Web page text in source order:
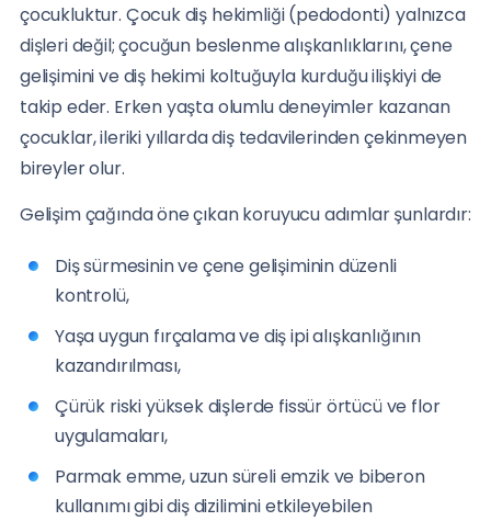
çocukluktur. Çocuk diş hekimliği (pedodonti) yalnızca
dişleri değil; çocuğun beslenme alışkanlıklarını, çene
gelişimini ve diş hekimi koltuğuyla kurduğu ilişkiyi de
takip eder. Erken yaşta olumlu deneyimler kazanan
çocuklar, ileriki yıllarda diş tedavilerinden çekinmeyen
bireyler olur.
Gelişim çağında öne çıkan koruyucu adımlar şunlardır:
Diş sürmesinin ve çene gelişiminin düzenli
kontrolü,
Yaşa uygun fırçalama ve diş ipi alışkanlığının
kazandırılması,
Çürük riski yüksek dişlerde fissür örtücü ve flor
uygulamaları,
Parmak emme, uzun süreli emzik ve biberon
kullanımı gibi diş dizilimini etkileyebilen